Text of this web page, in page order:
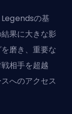
の基
果に大きな影
磨き、重要な
相手を超越
へのアクセス